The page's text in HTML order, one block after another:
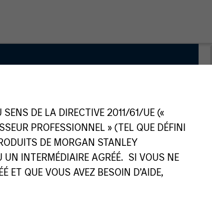
DE LA DIRECTIVE 2011/61/UE («
PROFESSIONNEL » (TEL QUE DÉFINI
DE MORGAN STANLEY
INTERMÉDIAIRE AGRÉÉ. SI VOUS NE
ET QUE VOUS AVEZ BESOIN D’AIDE,